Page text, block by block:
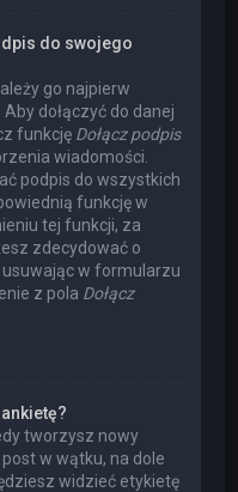
do swojego
go najpierw
dołączyć do danej
funkcję Dołącz podpis
wiadomości.
podpis do wszystkich
funkcję w
tej funkcji, za
zdecydować o
w formularzu
z pola Dołącz
tworzysz nowy
w wątku, na dole
widzieć etykietę